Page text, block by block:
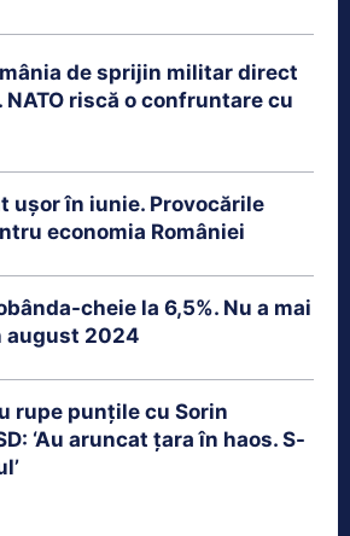
de sprijin militar direct
riscă o confruntare cu
ușor în iunie. Provocările
economia României
cheie la 6,5%. Nu a mai
august 2024
rupe punțile cu Sorin
‘Au aruncat țara în haos. S-